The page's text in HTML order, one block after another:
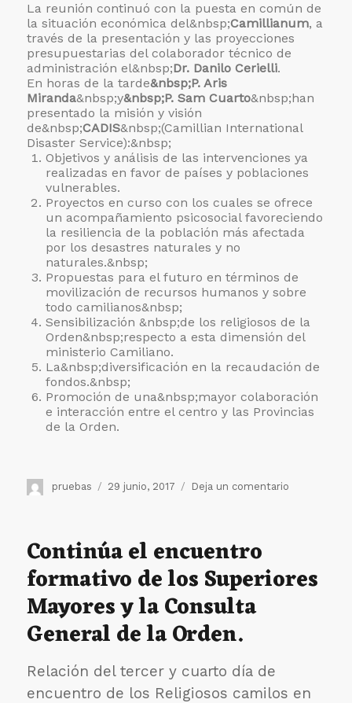
La reunión continuó con la puesta en común de
la situación económica del&nbsp;Camillianum, a
través de la presentación y las proyecciones
presupuestarias del colaborador técnico de
administración el&nbsp;Dr. Danilo Cerielli.
En horas de la tarde&nbsp;P. Aris
Miranda&nbsp;y&nbsp;P. Sam Cuarto&nbsp;han
presentado la misión y visión
de&nbsp;CADIS&nbsp;(Camillian International
Disaster Service):&nbsp;
Objetivos y análisis de las intervenciones ya
realizadas en favor de países y poblaciones
vulnerables.
Proyectos en curso con los cuales se ofrece
un acompañamiento psicosocial favoreciendo
la resiliencia de la población más afectada
por los desastres naturales y no
naturales.&nbsp;
Propuestas para el futuro en términos de
movilización de recursos humanos y sobre
todo camilianos&nbsp;
Sensibilización &nbsp;de los religiosos de la
Orden&nbsp;respecto a esta dimensión del
ministerio Camiliano.
La&nbsp;diversificación en la recaudación de
fondos.&nbsp;
Promoción de una&nbsp;mayor colaboración
e interacción entre el centro y las Provincias
de la Orden.
Autor
pruebas
Publicado
29 junio, 2017 Deja un comentario
la
Continúa el encuentro
formativo de los Superiores
Mayores y la Consulta
General de la Orden.
Relación del tercer y cuarto día de
encuentro de los Religiosos camilos en